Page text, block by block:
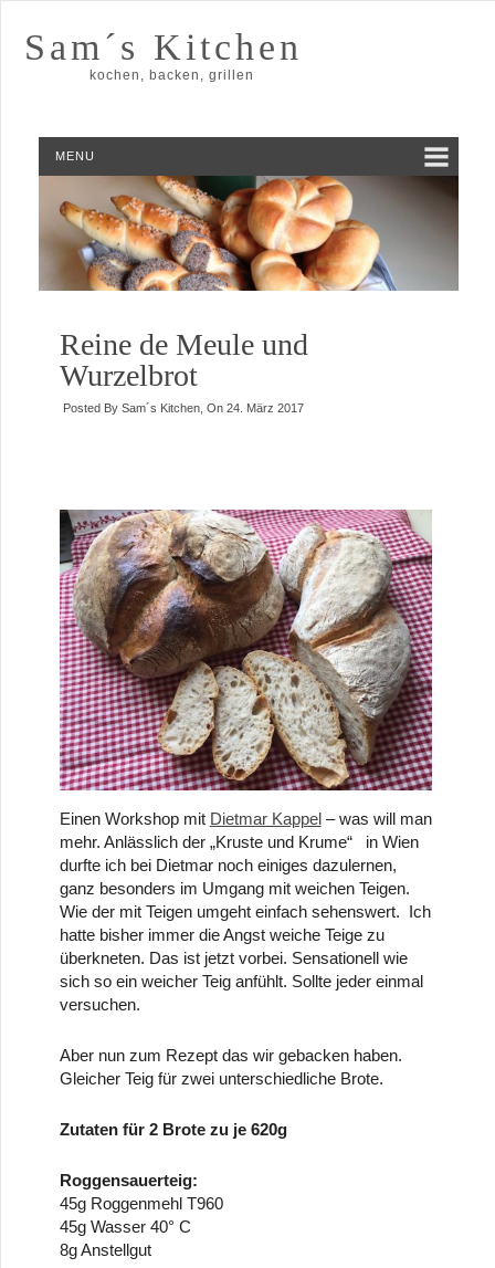
Sam´s Kitchen
kochen, backen, grillen
MENU
Reine de Meule und
Wurzelbrot
Posted By Sam´s Kitchen, On 24. März 2017
Einen Workshop mit Dietmar Kappel– was will man
mehr. Anlässlich der „Kruste und Krume“ in Wien
durfte ich bei Dietmar noch einiges dazulernen,
ganz besonders im Umgang mit weichen Teigen.
Wie der mit Teigen umgeht einfach sehenswert. Ich
hatte bisher immer die Angst weiche Teige zu
überkneten. Das ist jetzt vorbei. Sensationell wie
sich so ein weicher Teig anfühlt. Sollte jeder einmal
versuchen.
Aber nun zum Rezept das wir gebacken haben.
Gleicher Teig für zwei unterschiedliche Brote.
Zutaten für 2 Brote zu je 620g
Roggensauerteig:
45g Roggenmehl T960
45g Wasser 40° C
8g Anstellgut